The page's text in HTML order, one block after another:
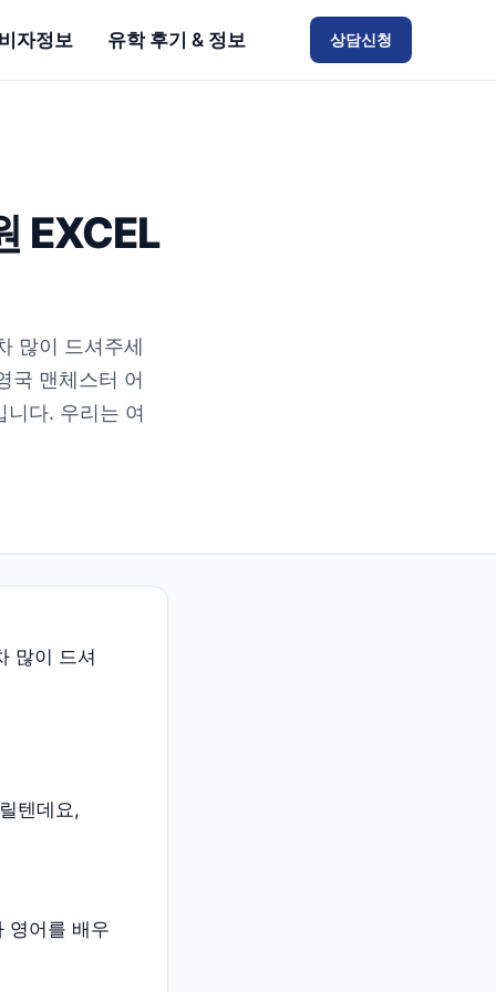
비자정보 유학 후기 & 정보 상담신청
EXCEL
많이 드셔주세
국 맨체스터 어
다. 우리는 여
많이 드셔
텐데요,
영어를 배우